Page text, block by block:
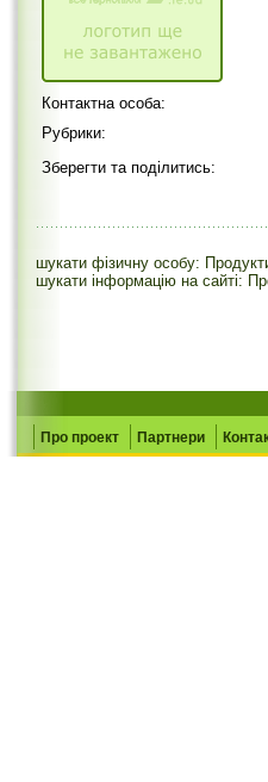
Контактна особа:
Рубрики:
Зберегти та поділитись:
шукати фізичну особу:
шукати інформацію на сайті:
Про проект Партнери